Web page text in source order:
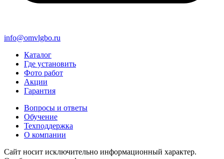
info@omvlgbo.ru
Каталог
Где установить
Фото работ
Акции
Гарантия
Вопросы и ответы
Обучение
Техподдержка
О компании
Сайт носит исключительно информационный характер.